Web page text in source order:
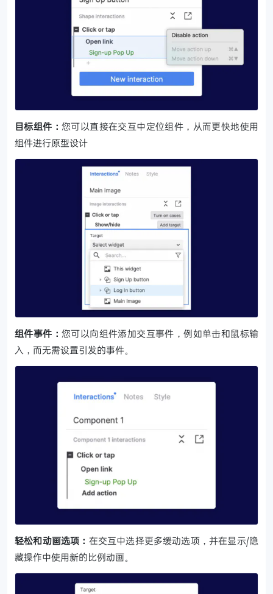
目标组件： 您可以直接在交互中定位组件，从而更快地使用
组件进行原型设计
组件事件： 您可以向组件添加交互事件，例如单击和鼠标输
入，而无需设置引发的事件。
轻松和动画选项： 在交互中选择更多缓动选项，并在显示/隐
藏操作中使用新的比例动画。